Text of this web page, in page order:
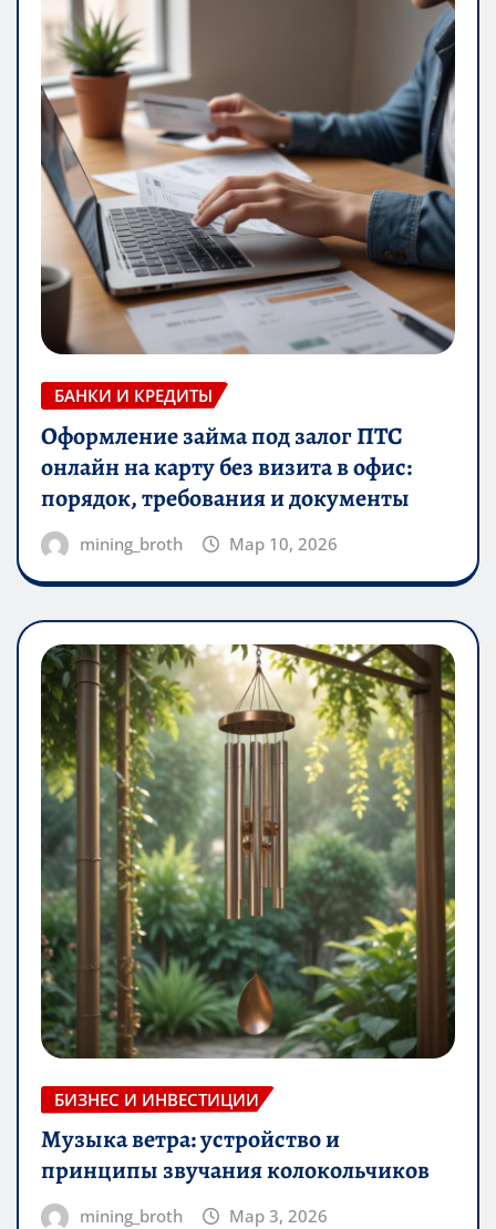
БАНКИ И КРЕДИТЫ
Оформление займа под залог ПТС
онлайн на карту без визита в офис:
порядок, требования и документы
mining_broth Мар 10, 2026
БИЗНЕС И ИНВЕСТИЦИИ
Музыка ветра: устройство и
принципы звучания колокольчиков
mining_broth Мар 3, 2026